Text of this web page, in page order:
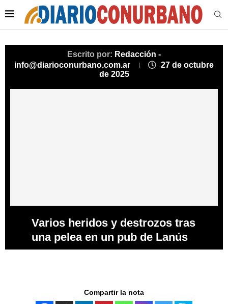
Escrito por: Redacción -
info@diarioconurbano.com.ar
27 de octubre
de 2025
Varios heridos y destrozos tras
una pelea en un pub de Lanús
Compartir la nota